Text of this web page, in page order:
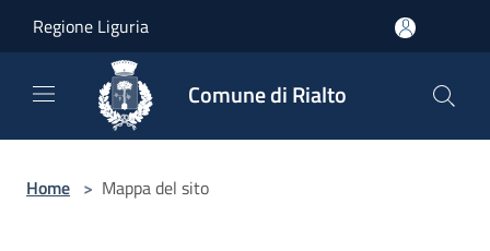
Regione Liguria
Comune di Rialto
Home > Mappa del sito